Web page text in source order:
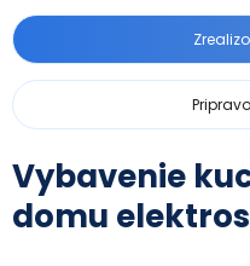
Vybavenie
domu